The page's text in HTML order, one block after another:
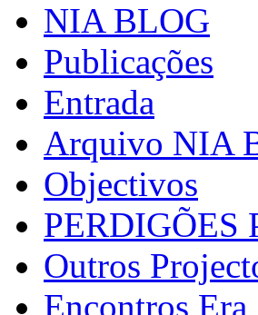
NIA BLOG
Publicações
Entrada
Arquivo NIA
Objectivos
PERDIGÕES
Outros
Encontros Era